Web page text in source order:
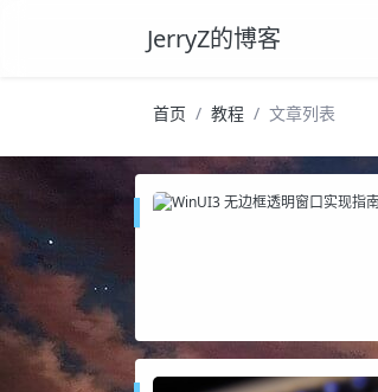
JerryZ的博客
首页 教程 文章列表